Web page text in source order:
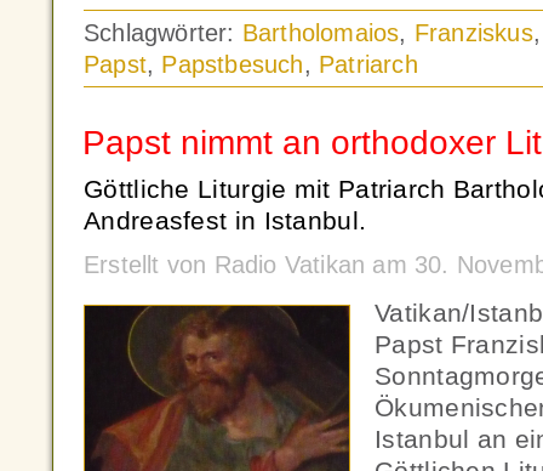
Schlagwörter: Bartholomaios, Franziskus
Papst, Papstbesuch, Patriarch
Papst nimmt an orthodoxer
Göttliche Liturgie mit Patriarch
Andreasfest in Istanbul.
Erstellt von Radio Vatikan am 30.
Vatikan/
Papst
Istanbul an